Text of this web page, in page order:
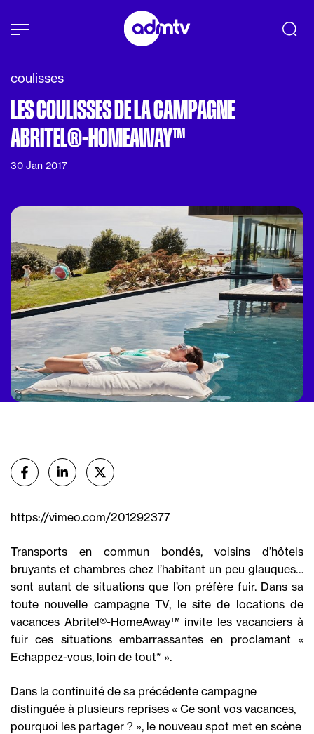
Aller au contenu principal
coulisses
LES COULISSES DE LA CAMPAGNE
ABRITEL®-HOMEAWAY™
30 Jan 2017
Partager
sur Facebook
sur Linkedinsur X (Twitter)
https://vimeo.com/201292377
Transports en commun bondés, voisins d’hôtels
bruyants et chambres chez l’habitant un peu glauques…
sont autant de situations que l’on préfère fuir. Dans sa
toute nouvelle campagne TV, le site de locations de
vacances Abritel®-HomeAway™ invite les vacanciers à
fuir ces situations embarrassantes en proclamant «
Echappez-vous, loin de tout* ».
Dans la continuité de sa précédente campagne
distinguée à plusieurs reprises « Ce sont vos vacances,
pourquoi les partager ? », le nouveau spot met en scène
Panneau de gestion des cookies